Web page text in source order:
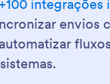
integrações
sistemas.